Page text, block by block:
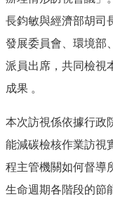
長鈞敏與經濟部胡司
發展委員會、環境部
派員出席，共同檢視
成果 。
本次訪視係依據行政
能減碳檢核作業訪視
程主管機關如何督導
生命週期各階段的節